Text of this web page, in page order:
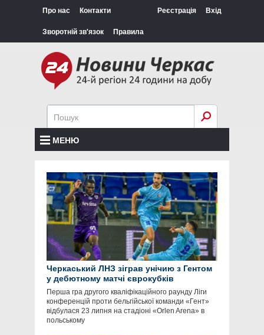
Про нас Контакти
Зворотній зв'язок Правила
Реєстрація Вхід
МЕНЮ
Черкаський ЛНЗ зіграв унічию з Гентом
у дебютному матчі єврокубків
Перша гра другого кваліфікаційного раунду Ліги
конференцій проти бельгійської команди «Гент»
відбулася 23 липня на стадіоні «Orlen Arena» в
польському